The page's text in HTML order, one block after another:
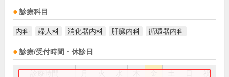
診療科目
内科 婦人科 消化器内科 肝臓内科 循環器内科
診療/受付時間・休診日
祝